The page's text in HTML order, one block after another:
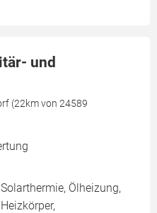
und
(22km von 24589
Ölheizung,